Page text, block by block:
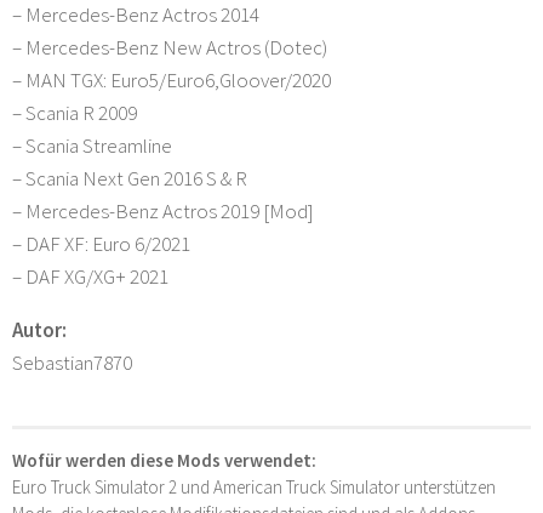
– Mercedes-Benz Actros 2014
– Mercedes-Benz New Actros (Dotec)
– MAN TGX: Euro5/Euro6,Gloover/2020
– Scania R 2009
– Scania Streamline
– Scania Next Gen 2016 S & R
– Mercedes-Benz Actros 2019 [Mod]
– DAF XF: Euro 6/2021
– DAF XG/XG+ 2021
Autor:
Sebastian7870
Wofür werden diese Mods verwendet:
Euro Truck Simulator 2 und American Truck Simulator unterstützen